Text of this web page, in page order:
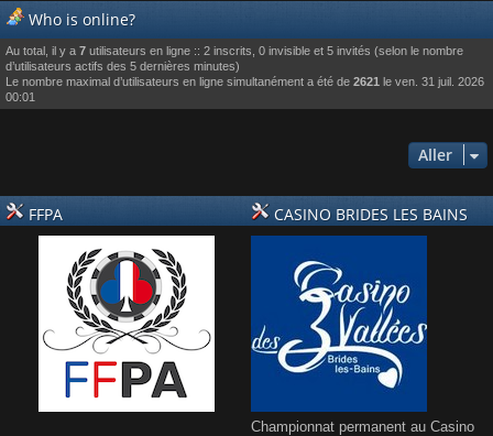
Who is online?
Au total, il y a 7 utilisateurs en ligne :: 2 inscrits, 0 invisible et 5 invités (selon le nombre
d’utilisateurs actifs des 5 dernières minutes)
Le nombre maximal d’utilisateurs en ligne simultanément a été de 2621 le ven. 31 juil. 2026
00:01
Aller
FFPA CASINO BRIDES LES BAINS
Championnat permanent au Casino